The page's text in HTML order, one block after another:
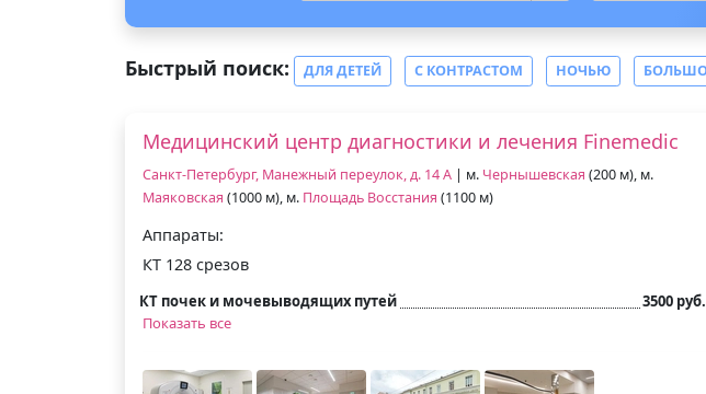
Быстрый поиск: ДЛЯ ДЕТЕЙ С КОНТРАСТОМ НОЧЬЮ
Медицинский центр диагностики и лечения Finemedic
Санкт-Петербург, Манежный переулок, д. 14 А | м. Чернышевская (200 м), м.
Маяковская (1000 м), м. Площадь Восстания (1100 м)
Аппараты:
КТ 128 срезов
КТ почек и мочевыводящих путей
3500 руб.
Показать все